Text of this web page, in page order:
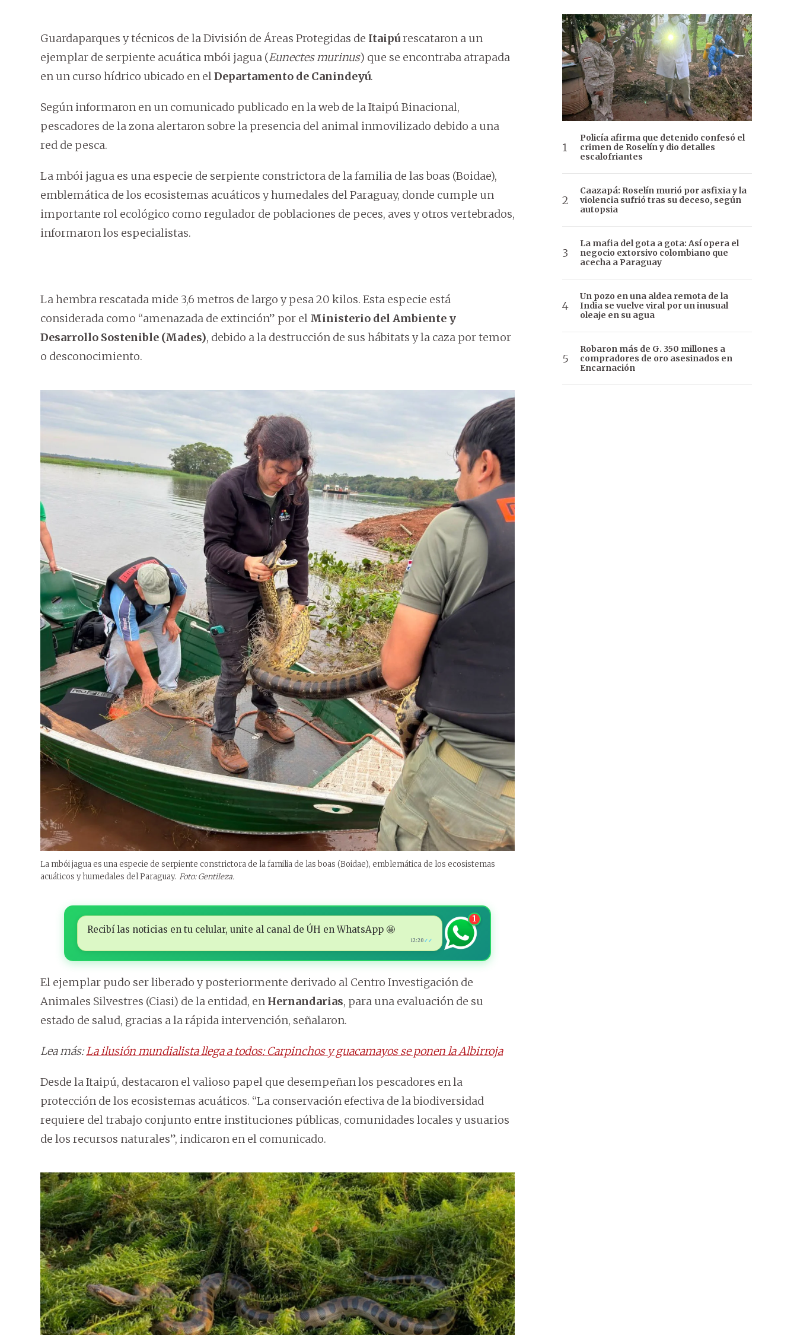
Guardaparques y técnicos de la División de Áreas Protegidas de Itaipúrescataron a un
ejemplar de serpiente acuática mbói jagua (Eunectes murinus) que se encontraba atrapada
en un curso hídrico ubicado en elDepartamento de Canindeyú.
Según informaron en un comunicado publicado en la web de la Itaipú Binacional,
pescadores de la zona alertaron sobre la presencia del animal inmovilizado debido a una
red de pesca.
La mbói jagua es una especie de serpiente constrictora de la familia de las boas (Boidae),
emblemática de los ecosistemas acuáticos y humedales del Paraguay, donde cumple un
importante rol ecológico como regulador de poblaciones de peces, aves y otros vertebrados,
informaron los especialistas.
La hembra rescatada mide 3,6 metros de largo y pesa 20 kilos. Esta especie está
considerada como “amenazada de extinción” por el Ministerio del Ambiente y
Desarrollo Sostenible (Mades), debido a la destrucción de sus hábitats y la caza por temor
o desconocimiento.
La mbói jagua es una especie de serpiente constrictora de la familia de las boas (Boidae), emblemática de los ecosistemas
acuáticos y humedales del Paraguay. Foto: Gentileza.
Recibí las noticias en tu celular, unite al canal de ÚH en WhatsApp 🤩
12:20 ✓✓
1
El ejemplar pudo ser liberado y posteriormente derivado al Centro Investigación de
Animales Silvestres (Ciasi) de la entidad, en Hernandarias, para una evaluación de su
estado de salud, gracias a la rápida intervención, señalaron.
Lea más:La ilusión mundialista llega a todos: Carpinchos y guacamayos se ponen la Albirroja
Desde la Itaipú, destacaron el valioso papel que desempeñan los pescadores en la
protección de los ecosistemas acuáticos. “La conservación efectiva de la biodiversidad
requiere del trabajo conjunto entre instituciones públicas, comunidades locales y usuarios
de los recursos naturales”, indicaron en el comunicado.
Policía afirma que detenido confesó el
crimen de Roselín y dio detalles
escalofriantes
Caazapá: Roselín murió por asfixia y la
violencia sufrió tras su deceso, según
autopsia
La mafia del gota a gota: Así opera el
negocio extorsivo colombiano que
acecha a Paraguay
Un pozo en una aldea remota de la
India se vuelve viral por un inusual
oleaje en su agua
Robaron más de G. 350 millones a
compradores de oro asesinados en
Encarnación